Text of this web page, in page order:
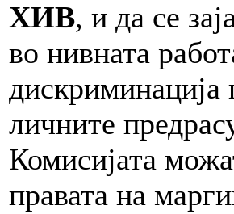
ХИВ, и да се
во нивната
дискриминација
личните
Комисијата
правата на